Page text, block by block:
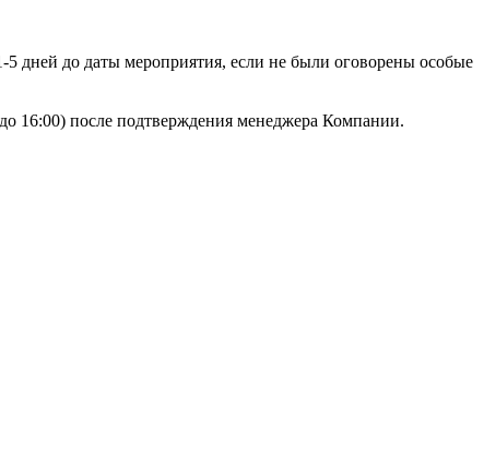
дней до даты мероприятия, если не были оговорены особые
16:00) после подтверждения менеджера Компании.